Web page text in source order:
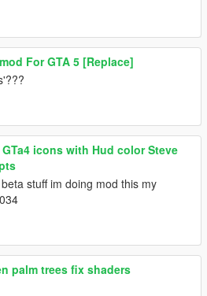
For GTA 5 [Replace]
GTa4 icons with Hud color Steve
stuff im doing mod this my
palm trees fix shaders